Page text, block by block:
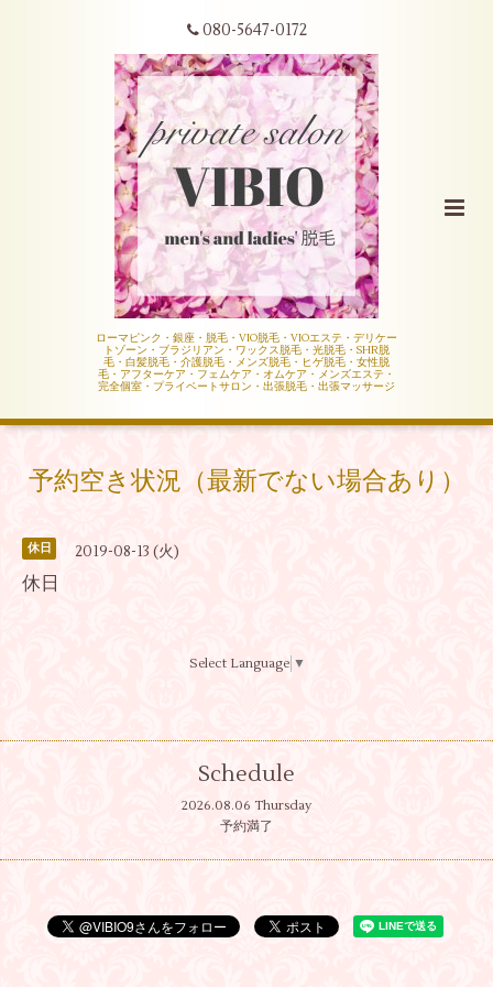
080-5647-0172
ローマピンク・銀座・脱毛・VIO脱毛・VIOエステ・デリケー
トゾーン・ブラジリアン・ワックス脱毛・光脱毛・SHR脱
毛・白髪脱毛・介護脱毛・メンズ脱毛・ヒゲ脱毛・女性脱
毛・アフターケア・フェムケア・オムケア・メンズエステ・
完全個室・プライベートサロン・出張脱毛・出張マッサージ
予約空き状況（最新でない場合あり）
休日 2019-08-13 (火)
休日
Select Language ▼
Schedule
2026.08.06 Thursday
予約満了